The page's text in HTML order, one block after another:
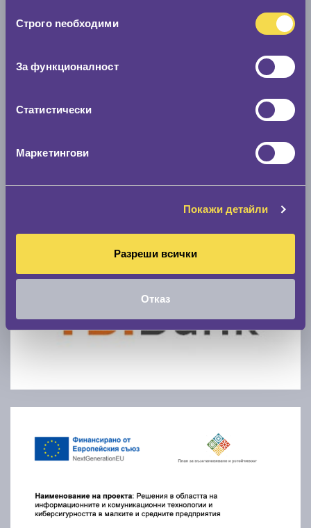
наСтрого nеобходими
За функционалност
Статистически
Маркетингови
Покажи детайли
Разреши всички
Отказ